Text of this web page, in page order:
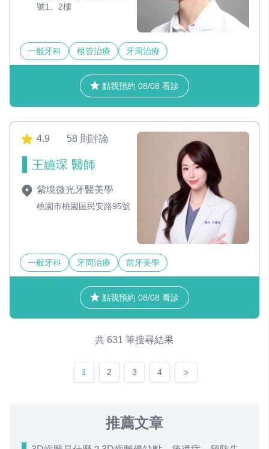
號1、2樓
一般牙科 根管治療 牙周治療
點我預約 08/08 看診
4.9 58 則評論
王嬿琛 醫師
紫境微光牙醫美學
桃園市桃園區民安路95號
一般牙科 牙周治療 前牙美學
點我預約 08/08 看診
共 631 筆搜尋結果
1 2 3 4
推薦文章